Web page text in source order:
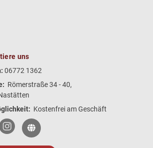
uns
06772 1362
Römerstraße 34 - 40,
Kostenfrei am Geschäft